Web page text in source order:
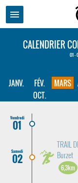
menu
CALENDRIER
01 -
JANV. FÉV. MARS
OCT.
Vendredi
01
Samedi
02
TRAIL
Burzet
6,3km